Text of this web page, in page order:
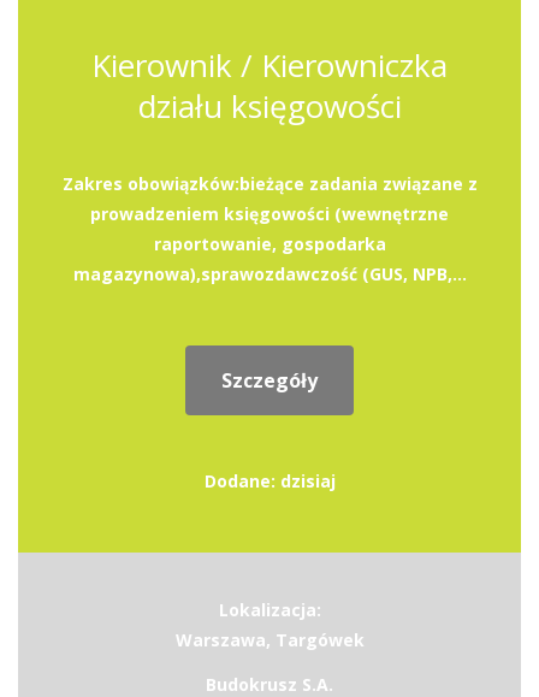
Kierownik / Kierowniczka
działu księgowości
Zakres obowiązków:bieżące zadania związane z
prowadzeniem księgowości (wewnętrzne
raportowanie, gospodarka
magazynowa),sprawozdawczość (GUS, NPB,...
Szczegóły
Dodane: dzisiaj
Lokalizacja:
Warszawa, Targówek
Budokrusz S.A.